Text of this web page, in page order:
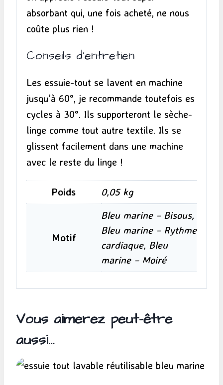
absorbant qui, une fois acheté, ne nous
coûte plus rien !
Conseils d’entretien
Les essuie-tout se lavent en machine
jusqu’à 60°, je recommande toutefois es
cycles à 30°. Ils supporteront le sèche-
linge comme tout autre textile. Ils se
glissent facilement dans une machine
avec le reste du linge !
Poids 0,05 kg
Motif
Bleu marine – Bisous,
Bleu marine – Rythme
cardiaque, Bleu
marine – Moiré
Vous aimerez peut-être
aussi…